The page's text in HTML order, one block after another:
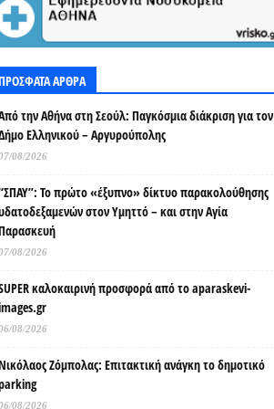
ΑΡΘΡΑ
την Αθήνα στη Σεούλ: Παγκόσμια διάκριση για τον
Ελληνικού – Αργυρούπολης
08/2026
Το πρώτο «έξυπνο» δίκτυο παρακολούθησης
στον Υμηττό – και στην Αγία
08/2026
καλοκαιρινή προσφορά από το aparaskevi-
08/2026
Ζόμπολας: Επιτακτική ανάγκη το δημοτικό
08/2026